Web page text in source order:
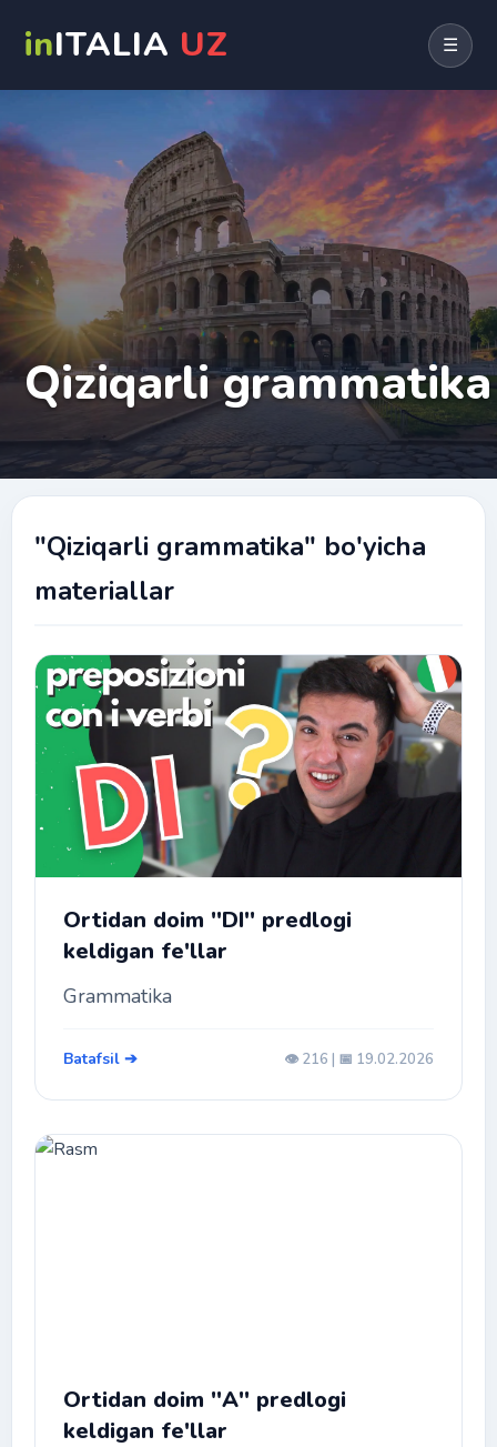
inITALIA UZ ☰
Qiziqarli grammatika
"Qiziqarli grammatika" bo'yicha
materiallar
Ortidan doim ''DI'' predlogi
keldigan fe'llar
Grammatika
Batafsil ➔ 👁️ 216 | 📅 19.02.2026
Ortidan doim ''A'' predlogi
keldigan fe'llar